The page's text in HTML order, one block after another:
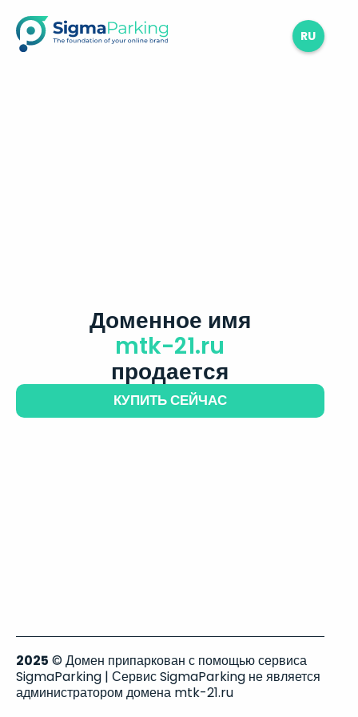
RU
Доменное имя
mtk-21.ru
продается
КУПИТЬ СЕЙЧАС
2025 © Домен припаркован с помощью сервиса
SigmaParking | Сервис SigmaParking не является
администратором домена mtk-21.ru